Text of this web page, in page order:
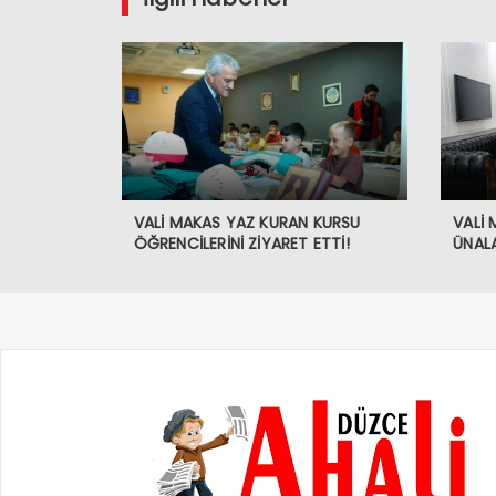
VALİ MAKAS YAZ KURAN KURSU
ÖĞRENCİLERİNİ ZİYARET ETTİ!
VALİ